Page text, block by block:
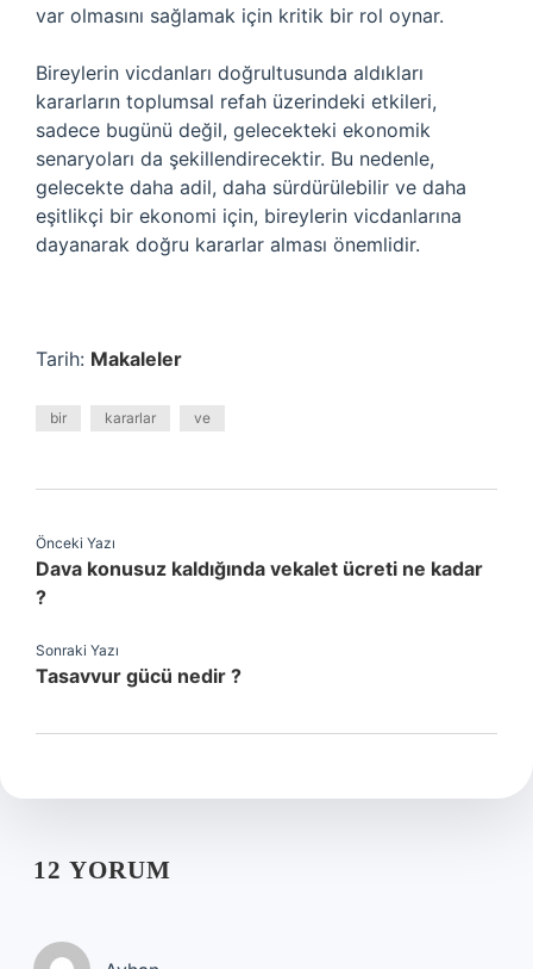
var olmasını sağlamak için kritik bir rol oynar.
Bireylerin vicdanları doğrultusunda aldıkları
kararların toplumsal refah üzerindeki etkileri,
sadece bugünü değil, gelecekteki ekonomik
senaryoları da şekillendirecektir. Bu nedenle,
gelecekte daha adil, daha sürdürülebilir ve daha
eşitlikçi bir ekonomi için, bireylerin vicdanlarına
dayanarak doğru kararlar alması önemlidir.
Tarih: Makaleler
bir kararlar ve
Önceki Yazı
Dava konusuz kaldığında vekalet ücreti ne kadar
?
Sonraki Yazı
Tasavvur gücü nedir ?
12 YORUM